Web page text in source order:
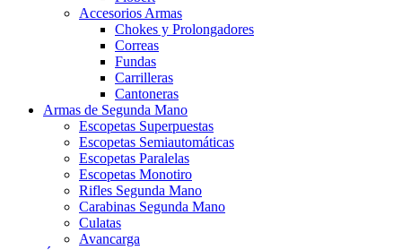
Accesorios Armas
Chokes y Prolongadores
Correas
Fundas
Carrilleras
Cantoneras
Armas de Segunda Mano
Escopetas Superpuestas
Escopetas Semiautomáticas
Escopetas Paralelas
Escopetas Monotiro
Rifles Segunda Mano
Carabinas Segunda Mano
Culatas
Avancarga